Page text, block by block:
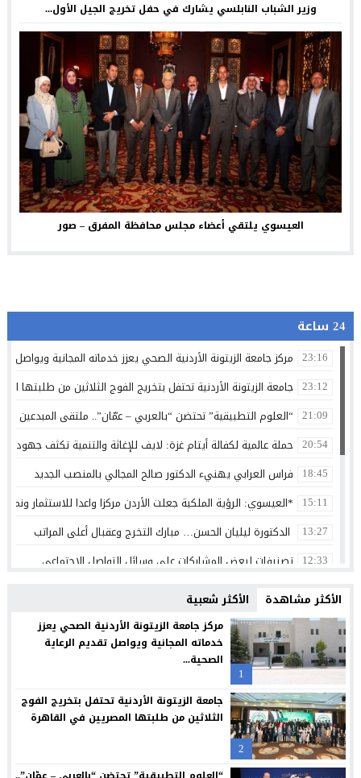
وزير الشباب النابلسي يشارك في حفل تخريج الجيل الأول...
العيسوي يلتقي أعضاء مجلس محافظة المفرق – صور
24 ساعة
23:16 مركز جامعة الزيتونة الأردنية الصحي يعزز خدماته المجانية ويواصل
23:12 جامعة الزيتونة الأردنية تحتفل بتخريج الفوج الثلاثين من طلبتها
21:09 “العلوم التطبيقية” تحتضن “بالعربي – عمّان”.. ملتقى المبدعين
20:54 حملة عالمية لكفالة أيتام غزة: لايف للإغاثة والتنمية تكثف
18:45 فراس العرابي يهنيء الدكتور صالح المجالي بالمنصب الجديد
15:11 *العيسوي: الرؤية الملكية جعلت الأردن مركزا واعدا للاستثمار
13:27 الدكتورة ليليان الحسن… مبارك التخرج وعقبال أعلى المراتب
12:33 تصنيفات لبعض المشاركات على وسائل التواصل الاجتماعي
الثقة واليقين بعد الثبات أولا
12:26 بنك الأردن يطلق حملة القرض الشخصي لعام 2026 مع استرداد نقدي
12:24 شراكة بين “طلبات الأردن” ومؤسسة تضامن لتسهيل التبرعات
سامسونج تعيد تصميم الشاشة بما يتوافق مع الطريقة التي
12:18 البنك الأردني الكويتي يوقع اتفاقية تعاون مع الشركة الأردنية
12:13 مجابهة الاحتيال الإلكتروني مسؤولية مشتركة
12:10 بنك صفوة الإسلامي يجدد شراكته مع تكية أم علي ويواصل دعمه
الأكثر مشاهدة الأكثر شعبية
1
مركز جامعة الزيتونة الأردنية الصحي يعزز
خدماته المجانية ويواصل تقديم الرعاية
الصحية...
2
جامعة الزيتونة الأردنية تحتفل بتخريج الفوج
الثلاثين من طلبتها المصريين في القاهرة